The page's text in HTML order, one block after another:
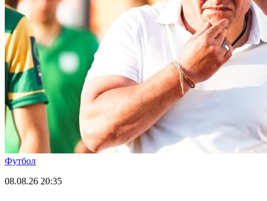
Футбол
08.08.26 20:35